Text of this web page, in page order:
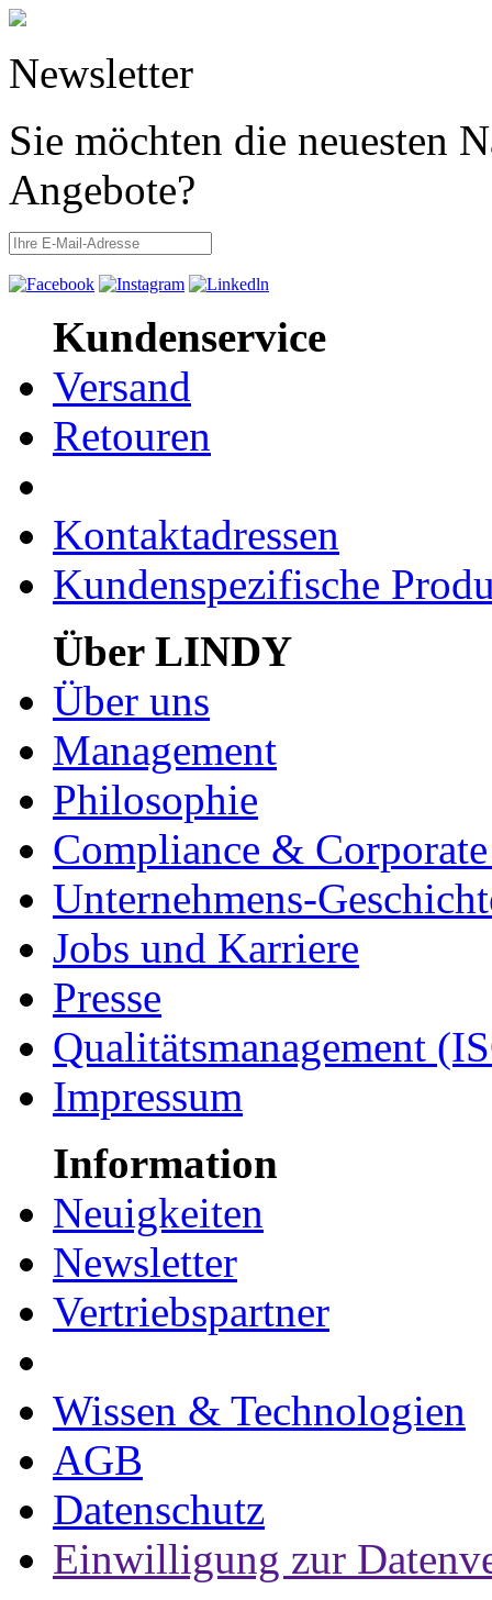
Newsletter
Sie möchten die neuesten
Angebote?
Kundenservice
Versand
Retouren
Kontaktadressen
Kundenspezifische
Über LINDY
Über uns
Management
Philosophie
Compliance &
Unternehmens-
Jobs und Karriere
Presse
Qualitätsmanagement
Impressum
Information
Neuigkeiten
Newsletter
Vertriebspartner
Wissen & Technologien
AGB
Datenschutz
Einwilligung zur